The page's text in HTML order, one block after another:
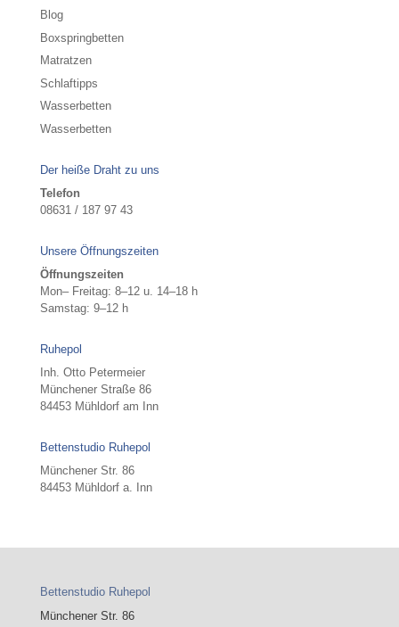
Blog
Boxspringbetten
Matratzen
Schlaftipps
Wasserbetten
Wasserbetten
Der heiße Draht zu uns
Telefon
08631 / 187 97 43
Unsere Öffnungszeiten
Öffnungszeiten
Mon– Freitag: 8–12 u. 14–18 h
Samstag: 9–12 h
Ruhepol
Inh. Otto Petermeier
Münchener Straße 86
84453 Mühldorf am Inn
Bettenstudio Ruhepol
Münchener Str. 86
84453 Mühldorf a. Inn
Bettenstudio Ruhepol
Münchener Str. 86